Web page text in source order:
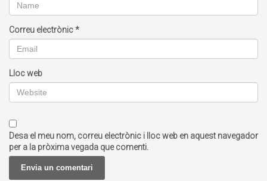
Correu electrònic*
Lloc web
Desa el meu nom, correu electrònic i lloc web en aquest navegador
per a la pròxima vegada que comenti.